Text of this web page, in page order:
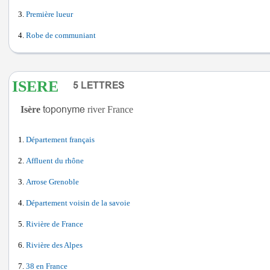
Première lueur
Robe de communiant
ISERE
Isère river France
Département français
Affluent du rhône
Arrose Grenoble
Département voisin de la savoie
Rivière de France
Rivière des Alpes
38 en France